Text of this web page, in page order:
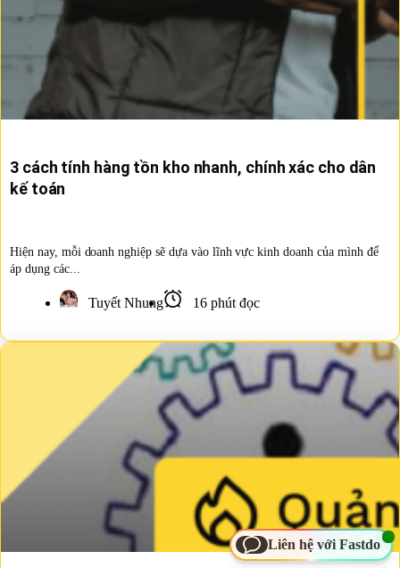
3 cách tính hàng tồn kho nhanh, chính xác cho dân
kế toán
Hiện nay, mỗi doanh nghiệp sẽ dựa vào lĩnh vực kinh doanh của mình để
áp dụng các...
Tuyết Nhung 16 phút đọc
Liên hệ với Fastdo